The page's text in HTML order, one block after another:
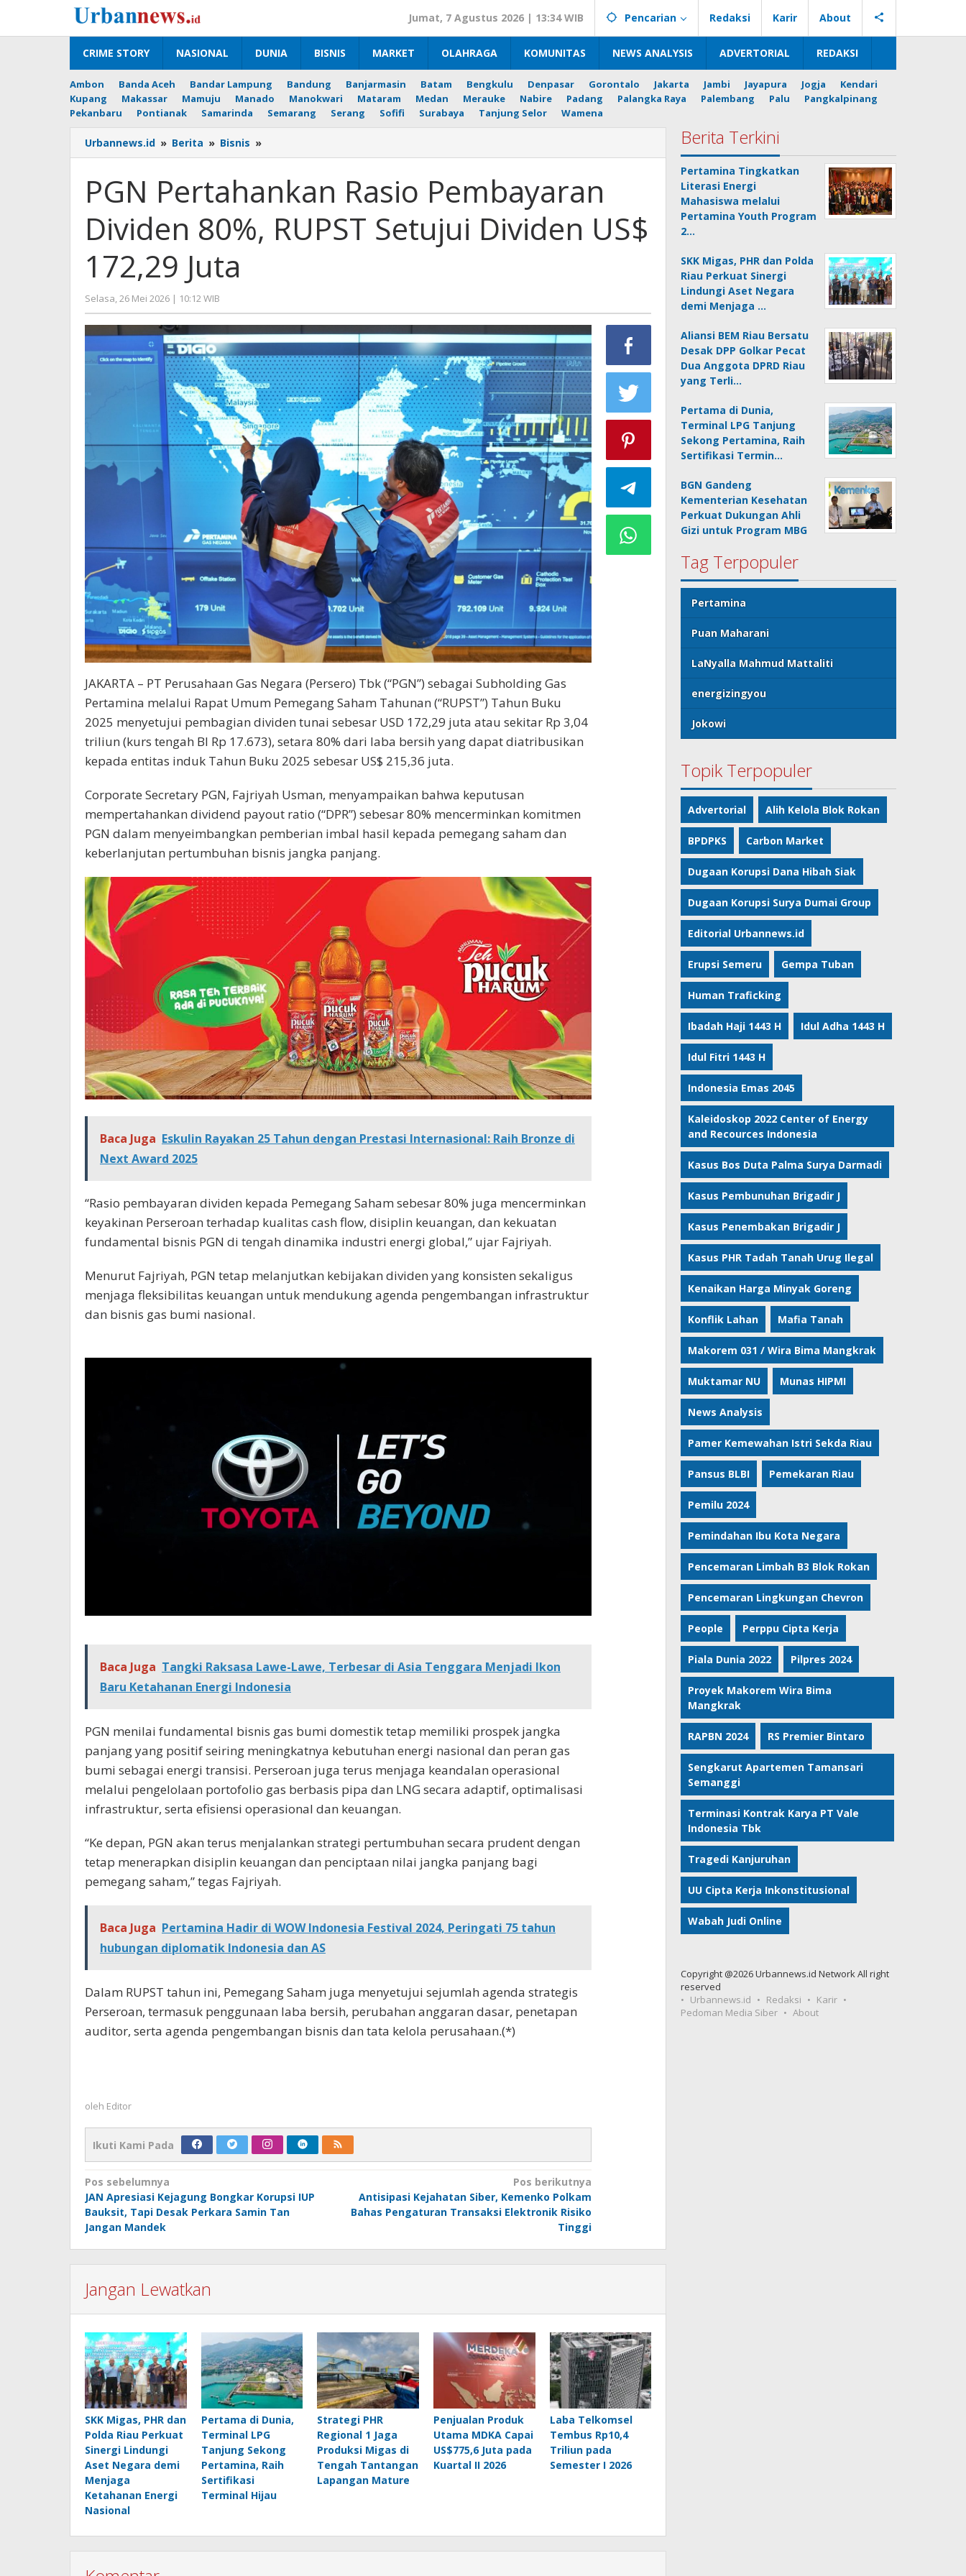
konten
Jumat, 7 Agustus 2026 | 13:34 WIB Pencarian Redaksi Karir About
CRIME STORY NASIONAL DUNIA BISNIS MARKET OLAHRAGA KOMUNITAS NEWS ANALYSIS ADVERTORIAL REDAKSI
Ambon Banda Aceh Bandar Lampung Bandung Banjarmasin Batam Bengkulu Denpasar Gorontalo Jakarta Jambi Jayapura Jogja
Kendari
Kupang
Makassar Mamuju Manado Manokwari Mataram Medan Merauke Nabire Padang Palangka Raya Palembang Palu
Pangkalpinang
Pekanbaru
Pontianak Samarinda Semarang Serang Sofifi Surabaya Tanjung Selor Wamena
Urbannews.id » Berita » Bisnis »
Pertahankan
Pembayaran
Dividen
80%,
RUPST
PGN Pertahankan Rasio Pembayaran
Dividen 80%, RUPST Setujui Dividen US$
172,29 Juta
Selasa, 26 Mei 2026 | 10:12 WIB
Editor
JAKARTA – PT Perusahaan Gas Negara (Persero) Tbk (“PGN”) sebagai Subholding Gas
Pertamina melalui Rapat Umum Pemegang Saham Tahunan (“RUPST”) Tahun Buku
2025 menyetujui pembagian dividen tunai sebesar USD 172,29 juta atau sekitar Rp 3,04
triliun (kurs tengah BI Rp 17.673), setara 80% dari laba bersih yang dapat diatribusikan
kepada entitas induk Tahun Buku 2025 sebesar US$ 215,36 juta.
Corporate Secretary PGN, Fajriyah Usman, menyampaikan bahwa keputusan
mempertahankan dividend payout ratio (“DPR”) sebesar 80% mencerminkan komitmen
PGN dalam menyeimbangkan pemberian imbal hasil kepada pemegang saham dan
keberlanjutan pertumbuhan bisnis jangka panjang.
Baca Juga Eskulin Rayakan 25 Tahun dengan Prestasi Internasional: Raih Bronze di
Next Award 2025
“Rasio pembayaran dividen kepada Pemegang Saham sebesar 80% juga mencerminkan
keyakinan Perseroan terhadap kualitas cash flow, disiplin keuangan, dan kekuatan
fundamental bisnis PGN di tengah dinamika industri energi global,” ujar Fajriyah.
Menurut Fajriyah, PGN tetap melanjutkan kebijakan dividen yang konsisten sekaligus
menjaga fleksibilitas keuangan untuk mendukung agenda pengembangan infrastruktur
dan bisnis gas bumi nasional.
Baca Juga Tangki Raksasa Lawe-Lawe, Terbesar di Asia Tenggara Menjadi Ikon
Baru Ketahanan Energi Indonesia
PGN menilai fundamental bisnis gas bumi domestik tetap memiliki prospek jangka
panjang yang positif seiring meningkatnya kebutuhan energi nasional dan peran gas
bumi sebagai energi transisi. Perseroan juga terus menjaga keandalan operasional
melalui pengelolaan portofolio gas berbasis pipa dan LNG secara adaptif, optimalisasi
infrastruktur, serta efisiensi operasional dan keuangan.
“Ke depan, PGN akan terus menjalankan strategi pertumbuhan secara prudent dengan
tetap menerapkan disiplin keuangan dan penciptaan nilai jangka panjang bagi
pemegang saham,” tegas Fajriyah.
Baca Juga Pertamina Hadir di WOW Indonesia Festival 2024, Peringati 75 tahun
hubungan diplomatik Indonesia dan AS
Dalam RUPST tahun ini, Pemegang Saham juga menyetujui sejumlah agenda strategis
Perseroan, termasuk penggunaan laba bersih, perubahan anggaran dasar, penetapan
auditor, serta agenda pengembangan bisnis dan tata kelola perusahaan.(*)
oleh Editor
Ikuti Kami Pada
Navigasi
pos
Pos sebelumnya
JAN Apresiasi Kejagung Bongkar Korupsi IUP
Bauksit, Tapi Desak Perkara Samin Tan
Jangan Mandek
Pos berikutnya
Antisipasi Kejahatan Siber, Kemenko Polkam
Bahas Pengaturan Transaksi Elektronik Risiko
Tinggi
Jangan Lewatkan
SKK Migas, PHR dan
Polda Riau Perkuat
Sinergi Lindungi
Aset Negara demi
Menjaga
Ketahanan Energi
Nasional
Pertama di Dunia,
Terminal LPG
Tanjung Sekong
Pertamina, Raih
Sertifikasi
Terminal Hijau
Strategi PHR
Regional 1 Jaga
Produksi Migas di
Tengah Tantangan
Lapangan Mature
Penjualan Produk
Utama MDKA Capai
US$775,6 Juta pada
Kuartal II 2026
Laba Telkomsel
Tembus Rp10,4
Triliun pada
Semester I 2026
Berita Terkini
Pertamina Tingkatkan
Literasi Energi
Mahasiswa melalui
Pertamina Youth Program
2…
SKK Migas, PHR dan Polda
Riau Perkuat Sinergi
Lindungi Aset Negara
demi Menjaga …
Aliansi BEM Riau Bersatu
Desak DPP Golkar Pecat
Dua Anggota DPRD Riau
yang Terli…
Pertama di Dunia,
Terminal LPG Tanjung
Sekong Pertamina, Raih
Sertifikasi Termin…
BGN Gandeng
Kementerian Kesehatan
Perkuat Dukungan Ahli
Gizi untuk Program MBG
Tag Terpopuler
Pertamina
Puan Maharani
LaNyalla Mahmud Mattaliti
energizingyou
Jokowi
Topik Terpopuler
Advertorial Alih Kelola Blok Rokan
BPDPKS Carbon Market
Dugaan Korupsi Dana Hibah Siak
Dugaan Korupsi Surya Dumai Group
Editorial Urbannews.id
Erupsi Semeru Gempa Tuban
Human Traficking
Ibadah Haji 1443 H Idul Adha 1443 H
Idul Fitri 1443 H
Indonesia Emas 2045
Kaleidoskop 2022 Center of Energy
and Recources Indonesia
Kasus Bos Duta Palma Surya Darmadi
Kasus Pembunuhan Brigadir J
Kasus Penembakan Brigadir J
Kasus PHR Tadah Tanah Urug Ilegal
Kenaikan Harga Minyak Goreng
Konflik Lahan Mafia Tanah
Makorem 031 / Wira Bima Mangkrak
Muktamar NU Munas HIPMI
News Analysis
Pamer Kemewahan Istri Sekda Riau
Pansus BLBI Pemekaran Riau
Pemilu 2024
Pemindahan Ibu Kota Negara
Pencemaran Limbah B3 Blok Rokan
Pencemaran Lingkungan Chevron
People Perppu Cipta Kerja
Piala Dunia 2022 Pilpres 2024
Proyek Makorem Wira Bima
Mangkrak
RAPBN 2024 RS Premier Bintaro
Sengkarut Apartemen Tamansari
Semanggi
Terminasi Kontrak Karya PT Vale
Indonesia Tbk
Tragedi Kanjuruhan
UU Cipta Kerja Inkonstitusional
Wabah Judi Online
Copyright @2026 Urbannews.id Network All right
reserved
Urbannews.id
Redaksi
Karir
Pedoman Media Siber
About